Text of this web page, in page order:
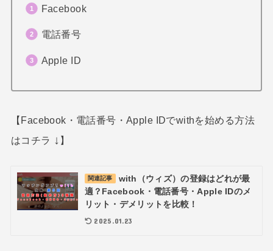
Facebook
電話番号
Apple ID
【Facebook・電話番号・Apple IDでwithを始める方法
はコチラ ↓ 】
関連記事
with（ウィズ）の登録はどれが最
適？Facebook・電話番号・Apple IDのメ
リット・デメリットを比較！
2025.01.23